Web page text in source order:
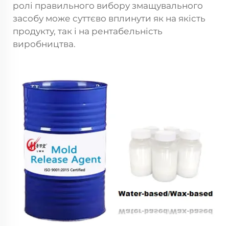
ролі правильного вибору змащувального
засобу може суттєво вплинути як на якість
продукту, так і на рентабельність
виробництва.